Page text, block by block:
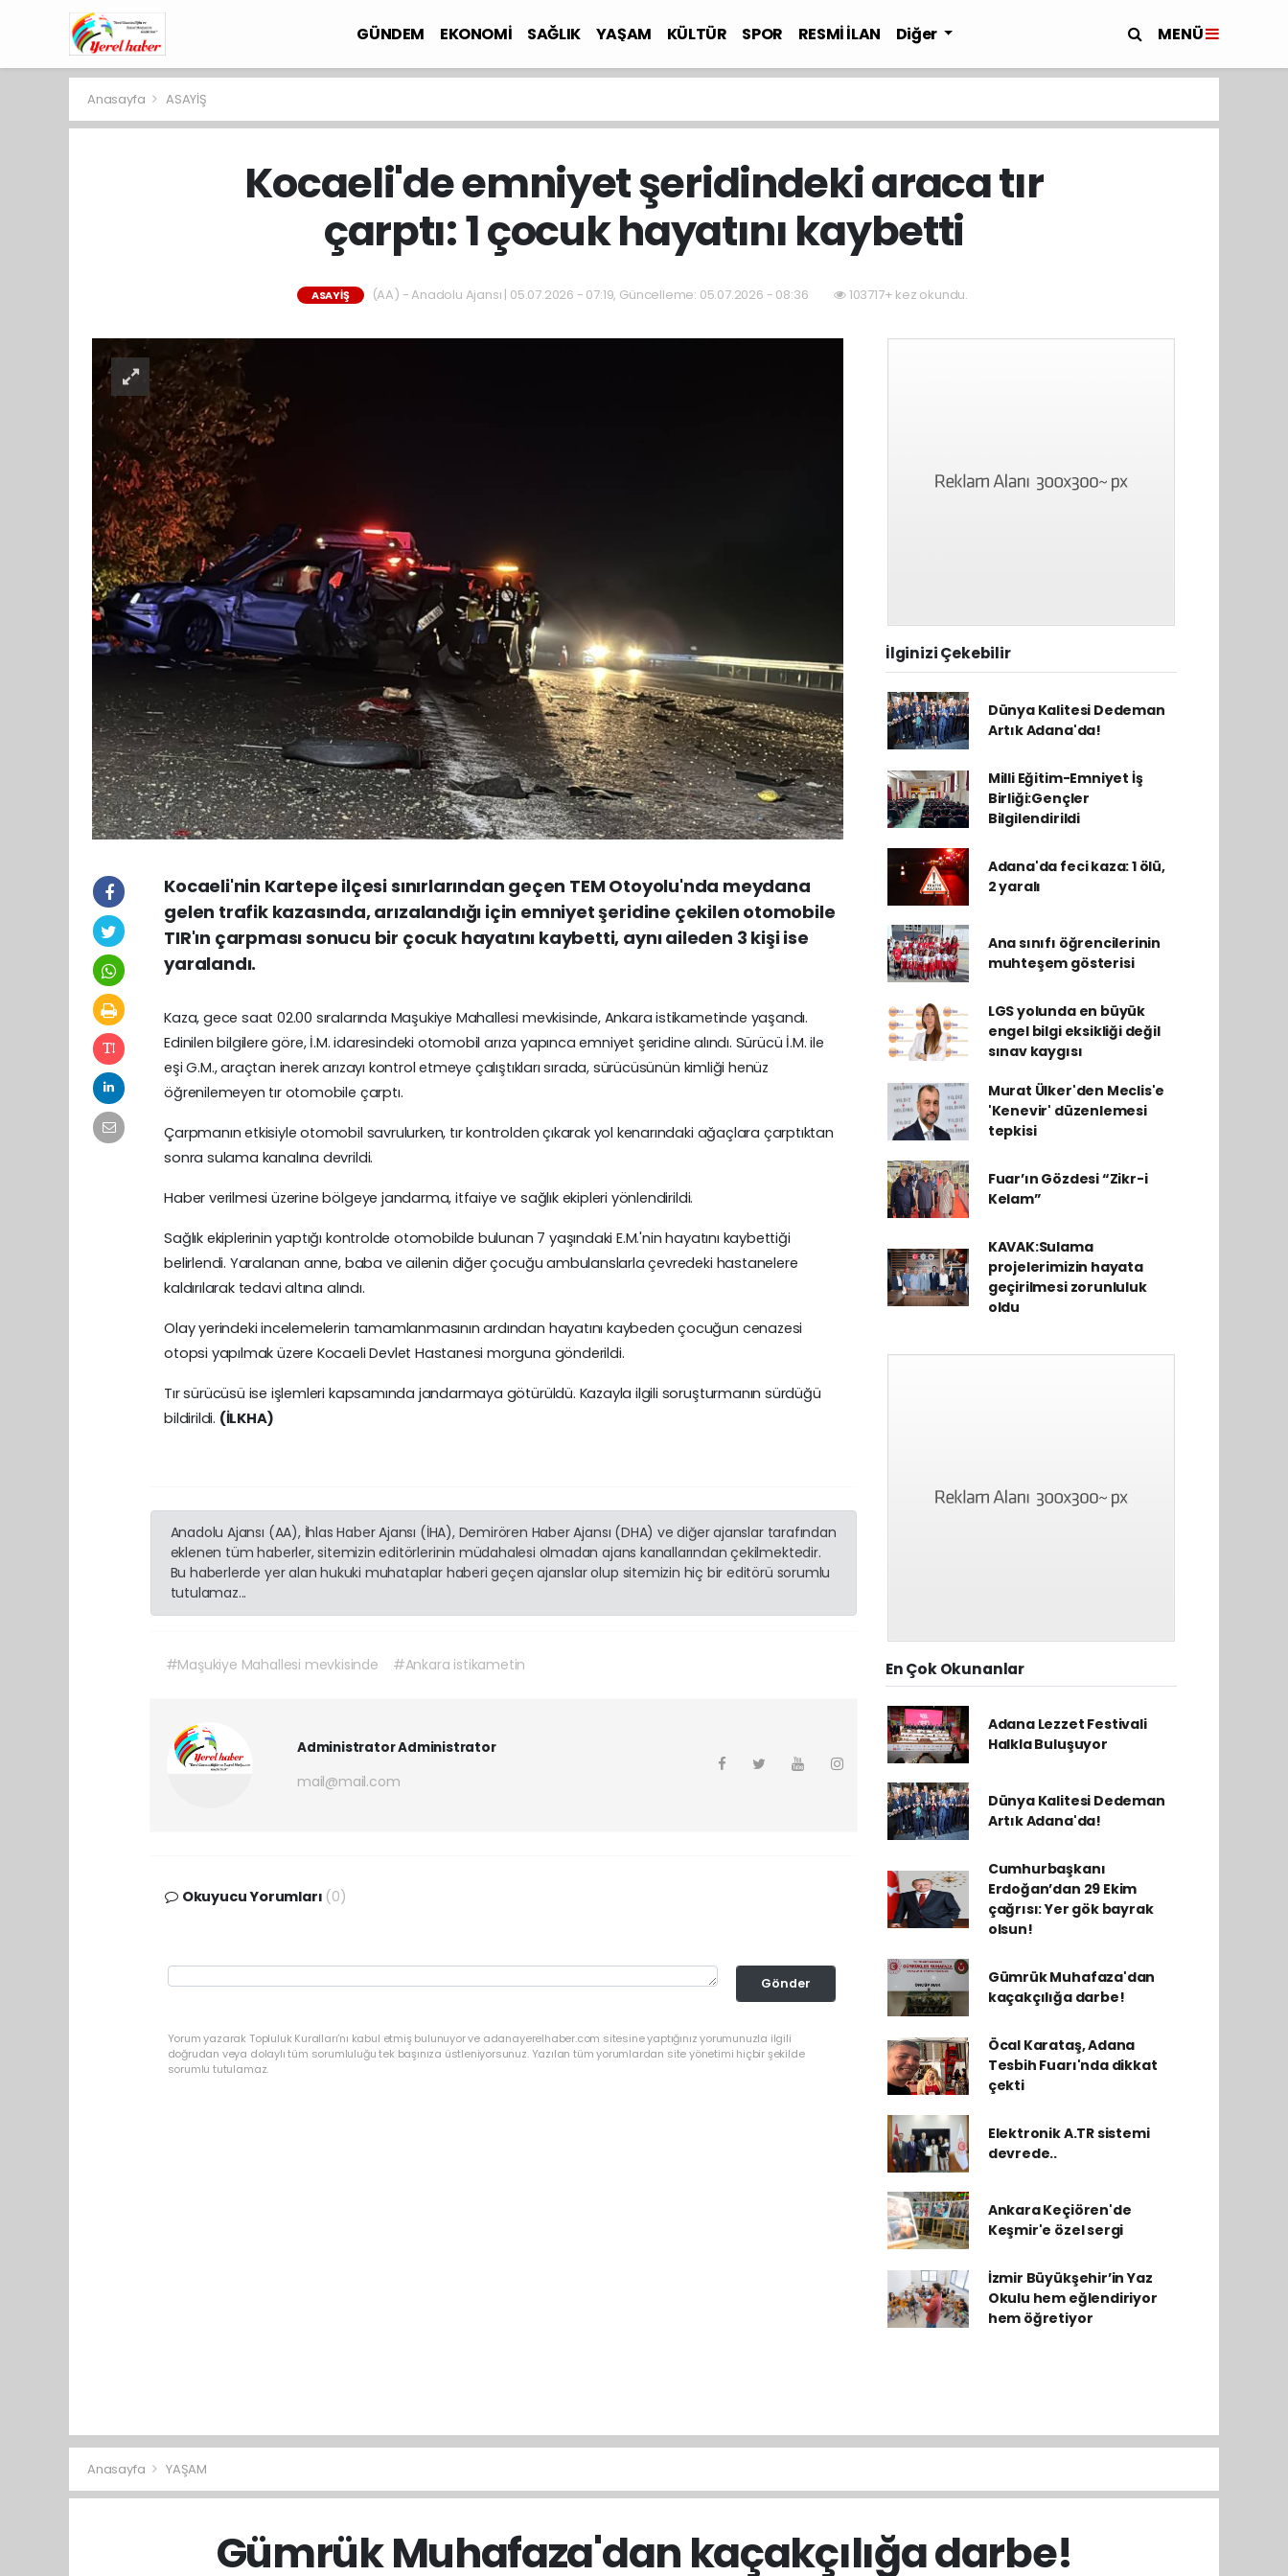
GÜNDEM EKONOMİ SAĞLIK YAŞAM KÜLTÜR SPOR RESMİ İLAN Diğer MENÜ
Anasayfa ASAYİŞ
Kocaeli'de emniyet şeridindeki araca tır
çarptı: 1 çocuk hayatını kaybetti
ASAYİŞ (AA) - Anadolu Ajansı | 05.07.2026 - 07:19, Güncelleme: 05.07.2026 - 08:36 103717+ kez okundu.
Kocaeli'nin Kartepe ilçesi sınırlarından geçen TEM Otoyolu'nda meydana
gelen trafik kazasında, arızalandığı için emniyet şeridine çekilen otomobile
TIR'ın çarpması sonucu bir çocuk hayatını kaybetti, aynı aileden 3 kişi ise
yaralandı.
Kaza, gece saat 02.00 sıralarında Maşukiye Mahallesi mevkisinde, Ankara istikametinde yaşandı.
Edinilen bilgilere göre, İ.M. idaresindeki otomobil arıza yapınca emniyet şeridine alındı. Sürücü İ.M. ile
eşi G.M., araçtan inerek arızayı kontrol etmeye çalıştıkları sırada, sürücüsünün kimliği henüz
öğrenilemeyen tır otomobile çarptı.
Çarpmanın etkisiyle otomobil savrulurken, tır kontrolden çıkarak yol kenarındaki ağaçlara çarptıktan
sonra sulama kanalına devrildi.
Haber verilmesi üzerine bölgeye jandarma, itfaiye ve sağlık ekipleri yönlendirildi.
Sağlık ekiplerinin yaptığı kontrolde otomobilde bulunan 7 yaşındaki E.M.'nin hayatını kaybettiği
belirlendi. Yaralanan anne, baba ve ailenin diğer çocuğu ambulanslarla çevredeki hastanelere
kaldırılarak tedavi altına alındı.
Olay yerindeki incelemelerin tamamlanmasının ardından hayatını kaybeden çocuğun cenazesi
otopsi yapılmak üzere Kocaeli Devlet Hastanesi morguna gönderildi.
Tır sürücüsü ise işlemleri kapsamında jandarmaya götürüldü. Kazayla ilgili soruşturmanın sürdüğü
bildirildi. (İLKHA)
Anadolu Ajansı (AA), İhlas Haber Ajansı (İHA), Demirören Haber Ajansı (DHA) ve diğer ajanslar tarafından
eklenen tüm haberler, sitemizin editörlerinin müdahalesi olmadan ajans kanallarından çekilmektedir.
Bu haberlerde yer alan hukuki muhataplar haberi geçen ajanslar olup sitemizin hiç bir editörü sorumlu
tutulamaz...
#Maşukiye Mahallesi mevkisinde #Ankara istikametin
Administrator Administrator
mail@mail.com
Okuyucu Yorumları (0)
Gönder
Yorum yazarak Topluluk Kuralları’nı kabul etmiş bulunuyor ve adanayerelhaber.com sitesine yaptığınız yorumunuzla ilgili
doğrudan veya dolaylı tüm sorumluluğu tek başınıza üstleniyorsunuz. Yazılan tüm yorumlardan site yönetimi hiçbir şekilde
sorumlu tutulamaz.
İlginizi Çekebilir
Dünya Kalitesi Dedeman
Artık Adana'da!
Milli Eğitim-Emniyet İş
Birliği:Gençler
Bilgilendirildi
Adana'da feci kaza: 1 ölü,
2 yaralı
Ana sınıfı öğrencilerinin
muhteşem gösterisi
LGS yolunda en büyük
engel bilgi eksikliği değil
sınav kaygısı
Murat Ülker'den Meclis'e
'Kenevir' düzenlemesi
tepkisi
Fuar’ın Gözdesi “Zikr-i
Kelam”
KAVAK:Sulama
projelerimizin hayata
geçirilmesi zorunluluk
oldu
En Çok Okunanlar
Adana Lezzet Festivali
Halkla Buluşuyor
Dünya Kalitesi Dedeman
Artık Adana'da!
Cumhurbaşkanı
Erdoğan’dan 29 Ekim
çağrısı: Yer gök bayrak
olsun!
Gümrük Muhafaza'dan
kaçakçılığa darbe!
Öcal Karataş, Adana
Tesbih Fuarı'nda dikkat
çekti
Elektronik A.TR sistemi
devrede..
Ankara Keçiören'de
Keşmir'e özel sergi
İzmir Büyükşehir’in Yaz
Okulu hem eğlendiriyor
hem öğretiyor
Anasayfa YAŞAM
Gümrük Muhafaza'dan kaçakçılığa darbe!